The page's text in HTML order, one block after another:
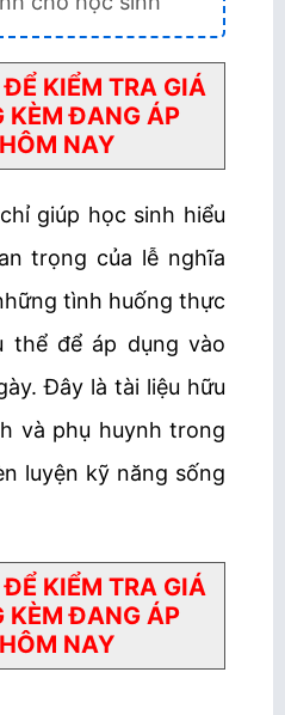
KIỂM TRA GIÁ
KÈM ĐANG ÁP
NAY
giúp học sinh hiểu
trọng của lễ nghĩa
tình huống thực
thể để áp dụng vào
Đây là tài liệu hữu
và phụ huynh trong
luyện kỹ năng sống
KIỂM TRA GIÁ
KÈM ĐANG ÁP
NAY